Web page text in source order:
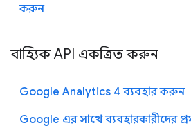
করুন
বাহ্যিক API একত্রিত করুন
Google Analytics 4 ব্যবহার করুন
Google এর সাথে ব্যবহারকারীদের